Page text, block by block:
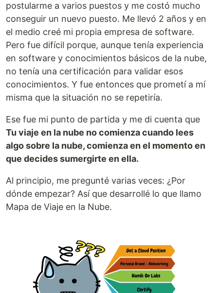
postularme a varios puestos y me costó mucho
conseguir un nuevo puesto. Me llevó 2 años y en
el medio creé mi propia empresa de software.
Pero fue difícil porque, aunque tenía experiencia
en software y conocimientos básicos de la nube,
no tenía una certificación para validar esos
conocimientos. Y fue entonces que prometí a mí
misma que la situación no se repetiría.
Ese fue mi punto de partida y me di cuenta que
Tu viaje en la nube no comienza cuando lees
algo sobre la nube, comienza en el momento en
que decides sumergirte en ella.
Al principio, me pregunté varias veces: ¿Por
dónde empezar? Así que desarrollé lo que llamo
Mapa de Viaje en la Nube.